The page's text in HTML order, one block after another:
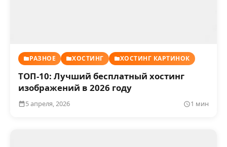
РАЗНОЕ ХОСТИНГ ХОСТИНГ КАРТИНОК
ТОП-10: Лучший бесплатный хостинг
изображений в 2026 году
5 апреля, 2026 1 мин